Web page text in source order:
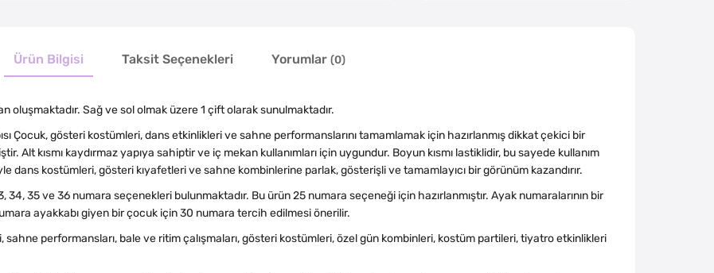
Ürün Bilgisi Taksit Seçenekleri Yorumlar (0)
oluşmaktadır. Sağ ve sol olmak üzere 1 çift olarak sunulmaktadır.
Çocuk, gösteri kostümleri, dans etkinlikleri ve sahne performanslarını tamamlamak için hazırlanmış dikkat çekici bir
Alt kısmı kaydırmaz yapıya sahiptir ve iç mekan kullanımları için uygundur. Boyun kısmı lastiklidir, bu sayede kullanım
dans kostümleri, gösteri kıyafetleri ve sahne kombinlerine parlak, gösterişli ve tamamlayıcı bir görünüm kazandırır.
34, 35 ve 36 numara seçenekleri bulunmaktadır. Bu ürün 25 numara seçeneği için hazırlanmıştır. Ayak numaralarının bir
ayakkabı giyen bir çocuk için 30 numara tercih edilmesi önerilir.
sahne performansları, bale ve ritim çalışmaları, gösteri kostümleri, özel gün kombinleri, kostüm partileri, tiyatro etkinlikleri